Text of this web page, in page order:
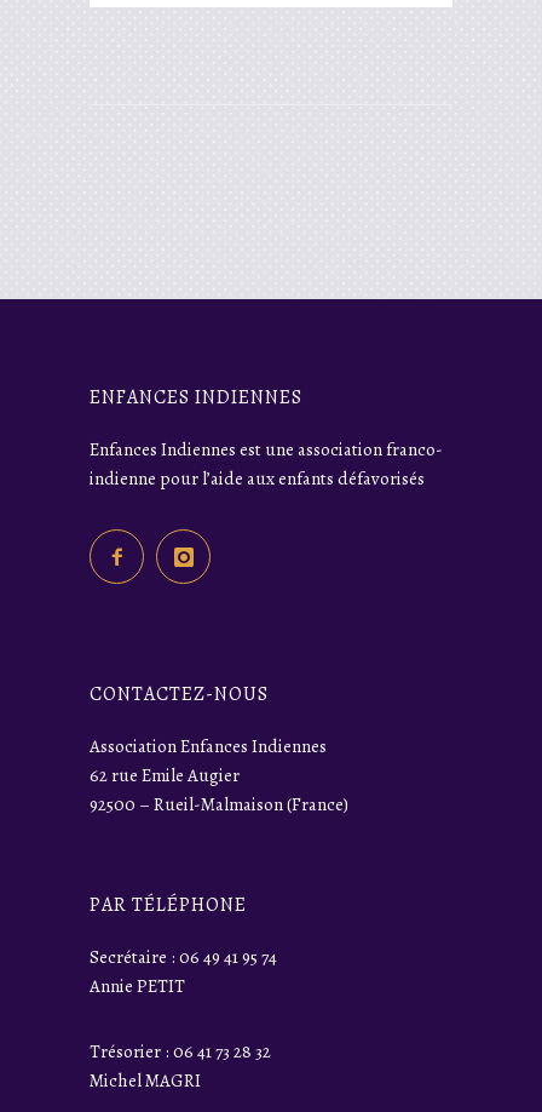
ENFANCES INDIENNES
Enfances Indiennes est une association franco-
indienne pour l’aide aux enfants défavorisés
CONTACTEZ-NOUS
Association Enfances Indiennes
62 rue Emile Augier
92500 – Rueil-Malmaison (France)
PAR TÉLÉPHONE
Secrétaire : 06 49 41 95 74
Annie PETIT
Trésorier : 06 41 73 28 32
Michel MAGRI